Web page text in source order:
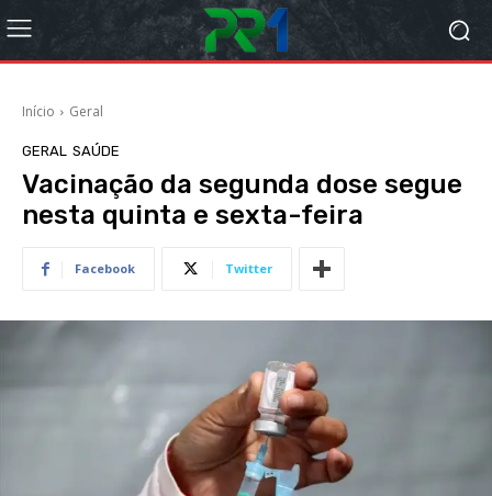
Início Geral
GERAL SAÚDE
Vacinação da segunda dose segue
nesta quinta e sexta-feira
Facebook Twitter